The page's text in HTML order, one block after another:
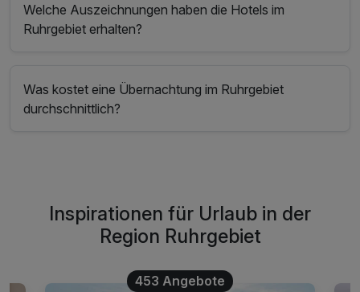
Welche Auszeichnungen haben die Hotels im
Ruhrgebiet erhalten?
Was kostet eine Übernachtung im Ruhrgebiet
durchschnittlich?
Inspirationen für Urlaub in der
Region Ruhrgebiet
453 Angebote